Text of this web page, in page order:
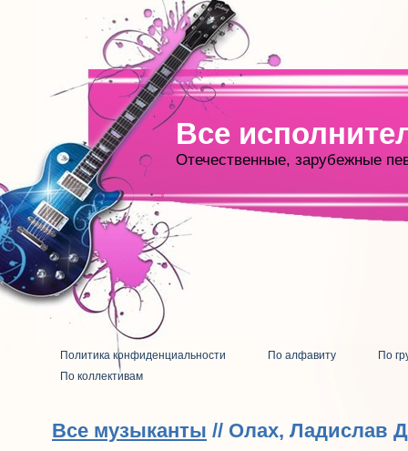
Все
Отечественные, зарубежные
Политика конфиденциальности По алфавиту
По
По коллективам
Все музыканты // Олах, Ладислав